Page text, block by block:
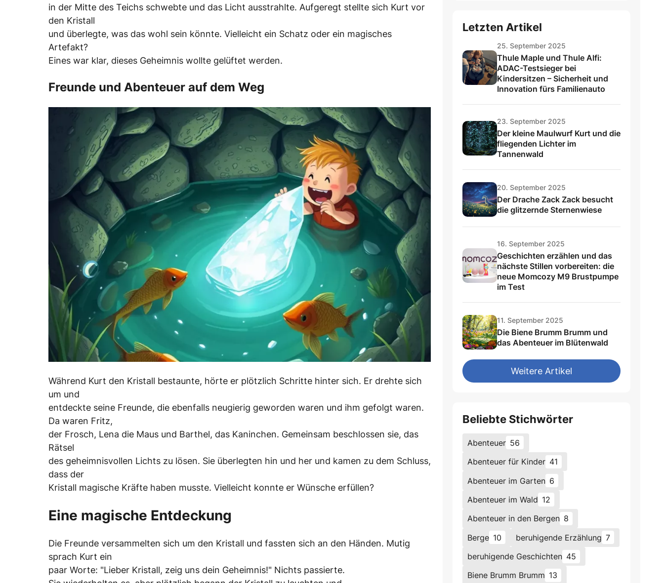
in der Mitte des Teichs schwebte und das Licht ausstrahlte. Aufgeregt stellte sich Kurt vor
den Kristall
und überlegte, was das wohl sein könnte. Vielleicht ein Schatz oder ein magisches
Artefakt?
Eines war klar, dieses Geheimnis wollte gelüftet werden.
Freunde und Abenteuer auf dem Weg
Während Kurt den Kristall bestaunte, hörte er plötzlich Schritte hinter sich. Er drehte sich
um und
entdeckte seine Freunde, die ebenfalls neugierig geworden waren und ihm gefolgt waren.
Da waren Fritz,
der Frosch, Lena die Maus und Barthel, das Kaninchen. Gemeinsam beschlossen sie, das
Rätsel
des geheimnisvollen Lichts zu lösen. Sie überlegten hin und her und kamen zu dem Schluss,
dass der
Kristall magische Kräfte haben musste. Vielleicht konnte er Wünsche erfüllen?
Eine magische Entdeckung
Die Freunde versammelten sich um den Kristall und fassten sich an den Händen. Mutig
sprach Kurt ein
paar Worte: "Lieber Kristall, zeig uns dein Geheimnis!" Nichts passierte.
Letzten Artikel
25. September 2025
Thule Maple und Thule Alfi:
ADAC-Testsieger bei
Kindersitzen – Sicherheit und
Innovation fürs Familienauto
23. September 2025
Der kleine Maulwurf Kurt und die
fliegenden Lichter im
Tannenwald
20. September 2025
Der Drache Zack Zack besucht
die glitzernde Sternenwiese
16. September 2025
Geschichten erzählen und das
nächste Stillen vorbereiten: die
neue Momcozy M9 Brustpumpe
im Test
11. September 2025
Die Biene Brumm Brumm und
das Abenteuer im Blütenwald
Weitere Artikel
Beliebte Stichwörter
Abenteuer 56
Abenteuer für Kinder 41
Abenteuer im Garten 6
Abenteuer im Wald 12
Abenteuer in den Bergen 8
Berge 10 beruhigende Erzählung 7
beruhigende Geschichten 45
Biene Brumm Brumm 13